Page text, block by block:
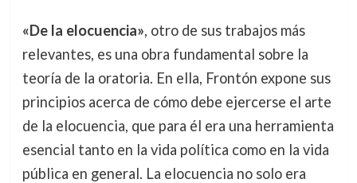
«De la elocuencia», otro de sus trabajos más
relevantes, es una obra fundamental sobre la
teoría de la oratoria. En ella, Frontón expone sus
principios acerca de cómo debe ejercerse el arte
de la elocuencia, que para él era una herramienta
esencial tanto en la vida política como en la vida
pública en general. La elocuencia no solo era